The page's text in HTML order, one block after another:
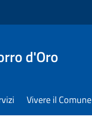
d'Oro
Vivere il Comune